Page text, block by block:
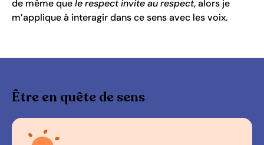
de même quele respect invite au respect, alors je
m’applique à interagir dans ce sens avec les voix.
Être en quête de sens